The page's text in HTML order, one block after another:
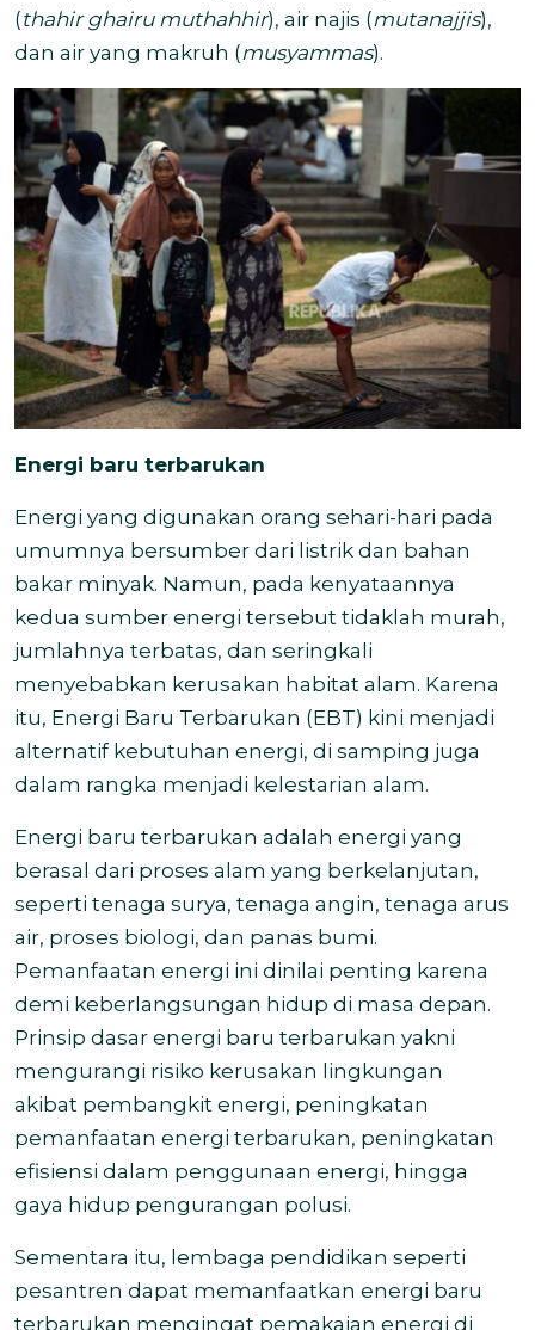
(thahir ghairu muthahhir), air najis (mutanajjis),
dan air yang makruh (musyammas).
Energi baru terbarukan
Energi yang digunakan orang sehari-hari pada
umumnya bersumber dari listrik dan bahan
bakar minyak. Namun, pada kenyataannya
kedua sumber energi tersebut tidaklah murah,
jumlahnya terbatas, dan seringkali
menyebabkan kerusakan habitat alam. Karena
itu, Energi Baru Terbarukan (EBT) kini menjadi
alternatif kebutuhan energi, di samping juga
dalam rangka menjadi kelestarian alam.
Energi baru terbarukan adalah energi yang
berasal dari proses alam yang berkelanjutan,
seperti tenaga surya, tenaga angin, tenaga arus
air, proses biologi, dan panas bumi.
Pemanfaatan energi ini dinilai penting karena
demi keberlangsungan hidup di masa depan.
Prinsip dasar energi baru terbarukan yakni
mengurangi risiko kerusakan lingkungan
akibat pembangkit energi, peningkatan
pemanfaatan energi terbarukan, peningkatan
efisiensi dalam penggunaan energi, hingga
gaya hidup pengurangan polusi.
Sementara itu, lembaga pendidikan seperti
pesantren dapat memanfaatkan energi baru
terbarukan mengingat pemakaian energi di